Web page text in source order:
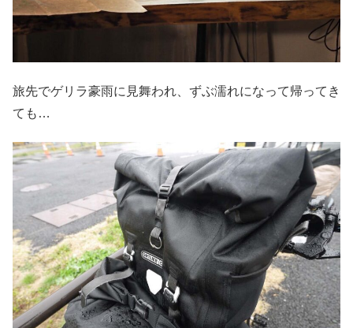
旅先でゲリラ豪雨に見舞われ、ずぶ濡れになって帰ってき
ても…